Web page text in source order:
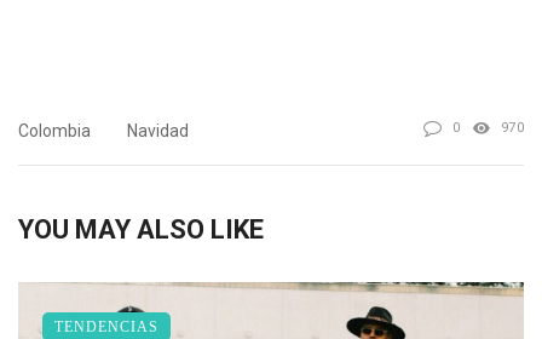
Colombia Navidad 0 970
YOU MAY ALSO LIKE
TENDENCIAS